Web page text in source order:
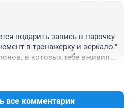
подарить запись в парочку
в тренажерку и зеркало."
в которых тебе вживили
все комментарии